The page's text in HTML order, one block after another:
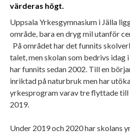
värderas högt.
Uppsala Yrkesgymnasium i Jälla
område, bara en dryg mil utanför
På området har det funnits
talet, men skolan som bedrivs idag
har funnits sedan 2002. Till en
inriktad på naturbruk men har
yrkesprogram varav tre flyttade till
2019.
Under 2019 och 2020 har skolans